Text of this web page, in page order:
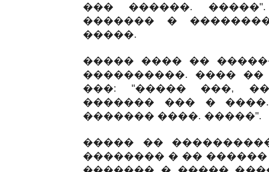
��� ������.
������� �
�����.
����� ���� ��
����������. ����
���: "����� ���,
������� ��� �
������� ����. �����".
����� ��
�������� � ��